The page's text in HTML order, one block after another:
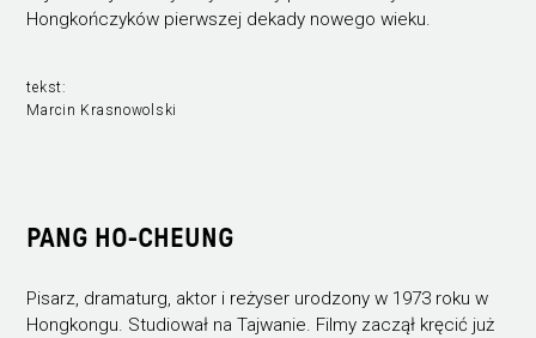
Hongkończyków pierwszej dekady nowego wieku.
tekst:
Marcin Krasnowolski
PANG HO-CHEUNG
Pisarz, dramaturg, aktor i reżyser urodzony w 1973 roku w
Hongkongu. Studiował na Tajwanie. Filmy zaczął kręcić już